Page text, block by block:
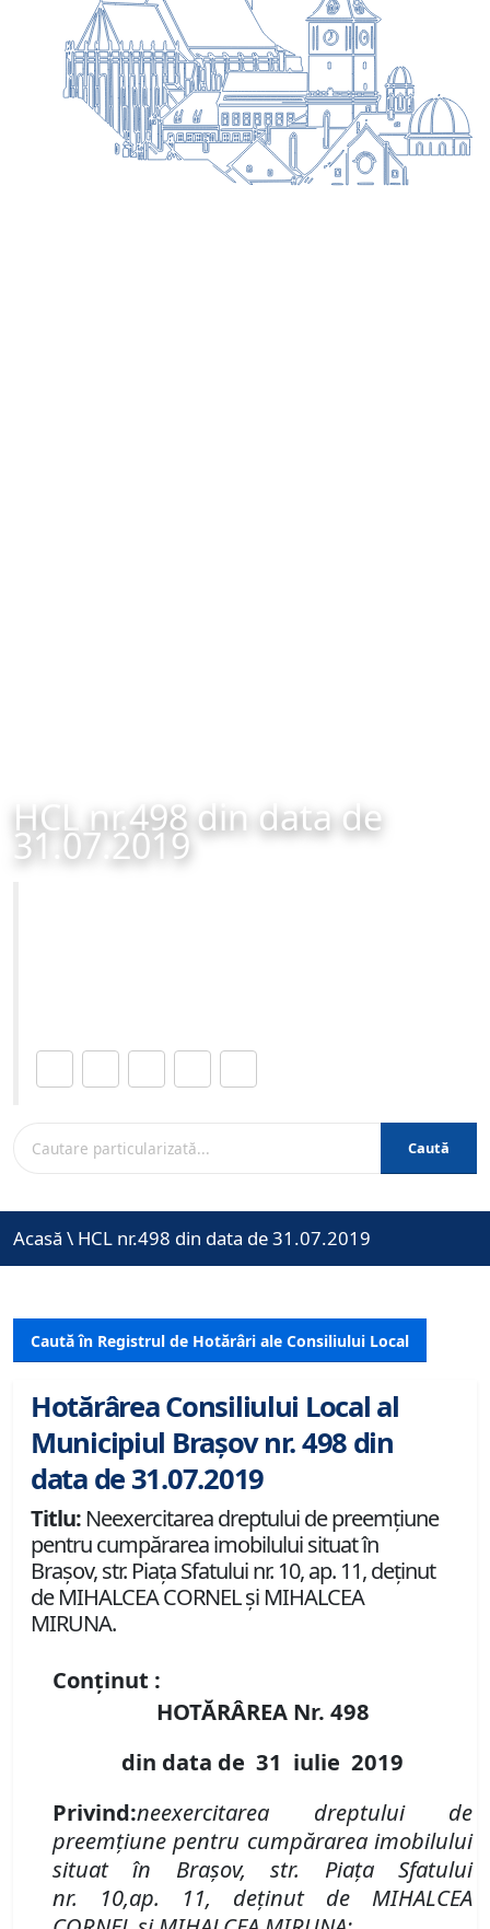
HCL nr.498 din data de
31.07.2019
Caută
Acasă \ HCL nr.498 din data de 31.07.2019
Caută în Registrul de Hotărâri ale Consiliului Local
Hotărârea Consiliului Local al
Municipiul Brașov nr. 498 din
data de 31.07.2019
Titlu: Neexercitarea dreptului de preemţiune
pentru cumpărarea imobilului situat în
Braşov, str. Piaţa Sfatului nr. 10, ap. 11, deţinut
de MIHALCEA CORNEL şi MIHALCEA
MIRUNA.
Conținut :
HOTĂRÂREA Nr. 498
din data de 31 iulie 2019
Privind:neexercitarea dreptului de
preemţiune pentru cumpărarea imobilului
situat în Braşov,str. Piaţa Sfatului
nr. 10,ap. 11, deţinutde MIHALCEA